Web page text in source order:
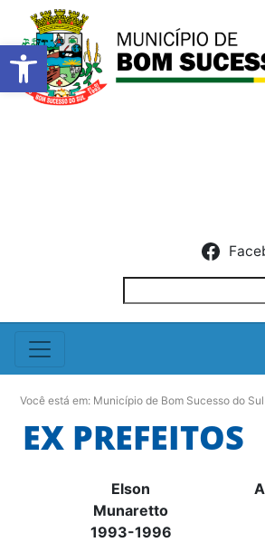
Barra de
Você está em: Município de Bom Sucesso do Sul
EX PREFEITOS
Elson
Munaretto
1993-1996